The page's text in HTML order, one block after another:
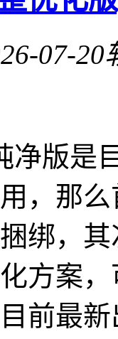
07-20
净版是
，那
绑，
方案
前最